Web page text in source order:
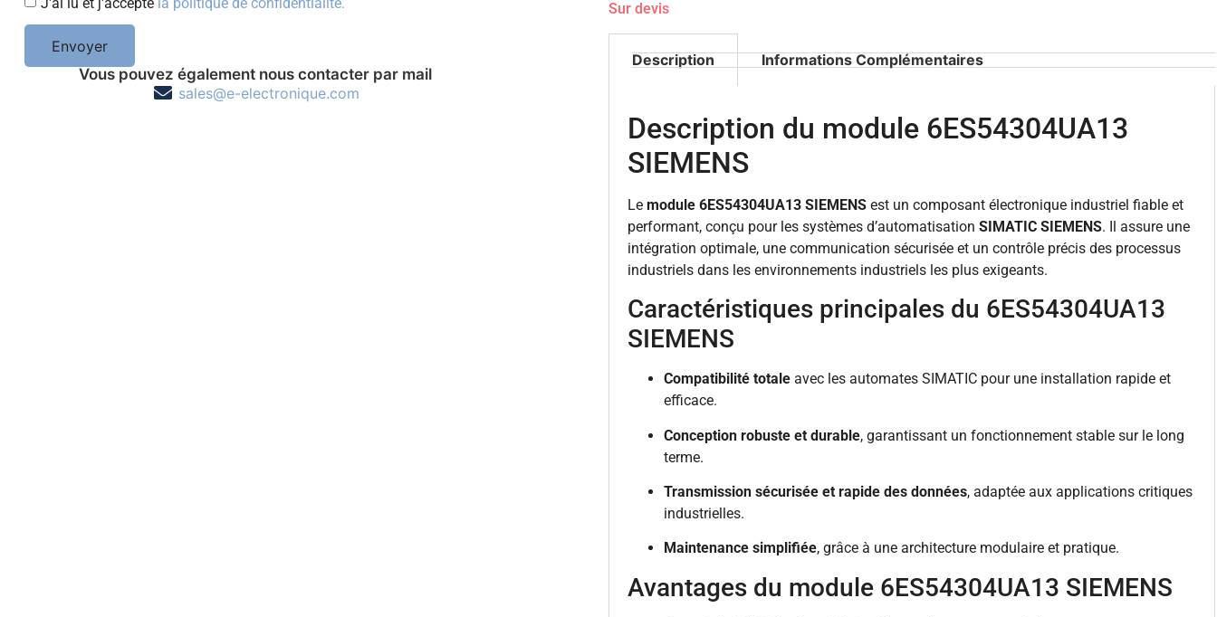
Envoyer
Vous pouvez également nous contacter par mail
sales@e-electronique.com
Sur devis
Description Informations Complémentaires
Description du module 6ES54304UA13
SIEMENS
Le module 6ES54304UA13 SIEMENS est un composant électronique industriel fiable et
performant, conçu pour les systèmes d’automatisation SIMATIC SIEMENS. Il assure une
intégration optimale, une communication sécurisée et un contrôle précis des processus
industriels dans les environnements industriels les plus exigeants.
Caractéristiques principales du 6ES54304UA13
SIEMENS
Compatibilité totale avec les automates SIMATIC pour une installation rapide et
efficace.
Conception robuste et durable, garantissant un fonctionnement stable sur le long
terme.
Transmission sécurisée et rapide des données, adaptée aux applications critiques
industrielles.
Maintenance simplifiée, grâce à une architecture modulaire et pratique.
Avantages du module 6ES54304UA13 SIEMENS